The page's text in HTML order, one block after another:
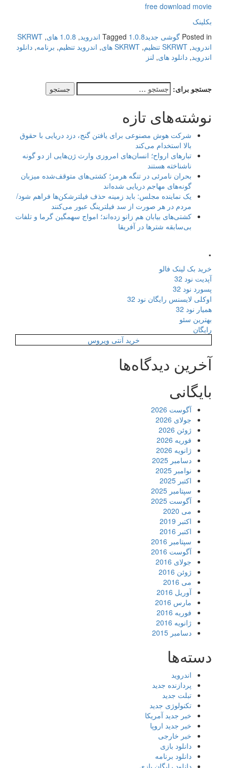
free download movie
بکلینک
Posted in گوشی جدید Tagged 1.0.8 اندروید , 1.0.8 های ,
SKRWT
اندروید, SKRWT تنظیم , SKRWT های , اندروید تنظیم, برنامه, دانلود
اندروید, دانلود های, لنز
جستجو برای:
نوشته‌های تازه
شرکت هوش مصنوعی برای یافتن گنج، دزد دریایی با حقوق
بالا استخدام می‌کند
تبارهای ارواح؛ انسان‌های امروزی وارث ژن‌هایی از دو گونه
ناشناخته هستند
بحران نامرئی در تنگه هرمز؛ کشتی‌های متوقف‌شده میزبان
گونه‌های مهاجم دریایی شده‌اند
یک نماینده مجلس: باید زمینه حذف فیلترشکن‌ها فراهم شود/
مردم در هر صورت از سد فیلترینگ عبور می‌کنند
کشتی‌های بیابان هم زانو زده‌اند؛ امواج سهمگین گرما و تلفات
بی‌سابقه شترها در آفریقا
.
خرید بک لینک فالو
آپدیت نود 32
پسورد نود 32
اوکلی لایسنس رایگان نود 32
همیار نود 32
بهترین سئو
رایگان
خرید آنتی ویروس
آخرین دیدگاه‌ها
بایگانی
آگوست 2026
جولای 2026
ژوئن 2026
فوریه 2026
ژانویه 2026
دسامبر 2025
نوامبر 2025
اکتبر 2025
سپتامبر 2025
آگوست 2025
می 2020
اکتبر 2019
اکتبر 2016
سپتامبر 2016
آگوست 2016
جولای 2016
ژوئن 2016
می 2016
آوریل 2016
مارس 2016
فوریه 2016
ژانویه 2016
دسامبر 2015
دسته‌ها
اندروید
پردازنده جدید
تبلت جدید
تکنولوژی جدید
خبر جدید آمریکا
خبر جدید اروپا
خبر خارجی
دانلود بازی
دانلود برنامه
دانلود رایگان بازی